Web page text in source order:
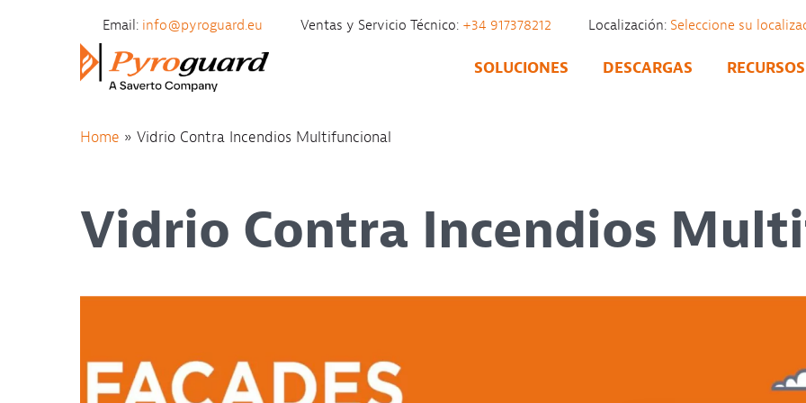
Email: info@pyroguard.eu Ventas y Servicio Técnico: +34 917378212 Localización:
SOLUCIONES DESCARGAS RECURSOS
Home » Vidrio Contra Incendios Multifuncional
Vidrio Contra Incendios